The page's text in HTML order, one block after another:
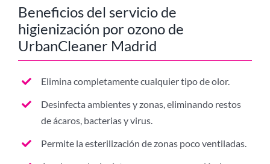
Beneficios del servicio de
higienización por ozono de
UrbanCleaner Madrid
Elimina completamente cualquier tipo de olor.
Desinfecta ambientes y zonas, eliminando restos
de ácaros, bacterias y virus.
Permite la esterilización de zonas poco ventiladas.